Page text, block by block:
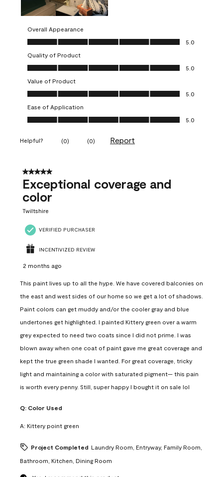
Overall Appearance
Overall Appearance, 5.0 out of 5
5.0
Quality of Product
Quality of Product, 5.0 out of 5
5.0
Value of Product
Value of Product, 5.0 out of 5
5.0
Ease of Application
Ease of Application, 5.0 out of 5
5.0
Helpful? (0) (0) Report
5 out of 5 stars.
Exceptional coverage and
color
Twiltshire
VERIFIED PURCHASER
INCENTIVIZED REVIEW
2 months ago
This paint lives up to all the hype. We have covered balconies on
the east and west sides of our home so we get a lot of shadows.
Paint colors can get muddy and/or the cooler gray and blue
undertones get highlighted. I painted Kittery green over a warm
grey expected to need two coats since I did not prime. I was
blown away when one coat of paint gave me great coverage and
kept the true green shade I wanted. For great coverage, tricky
light and maintaining a color with saturated pigment— this pain
is worth every penny. Still, super happy I bought it on sale lol
Q: Color Used
A: Kittery point green
Project Completed Laundry Room, Entryway, Family Room,
Bathroom, Kitchen, Dining Room